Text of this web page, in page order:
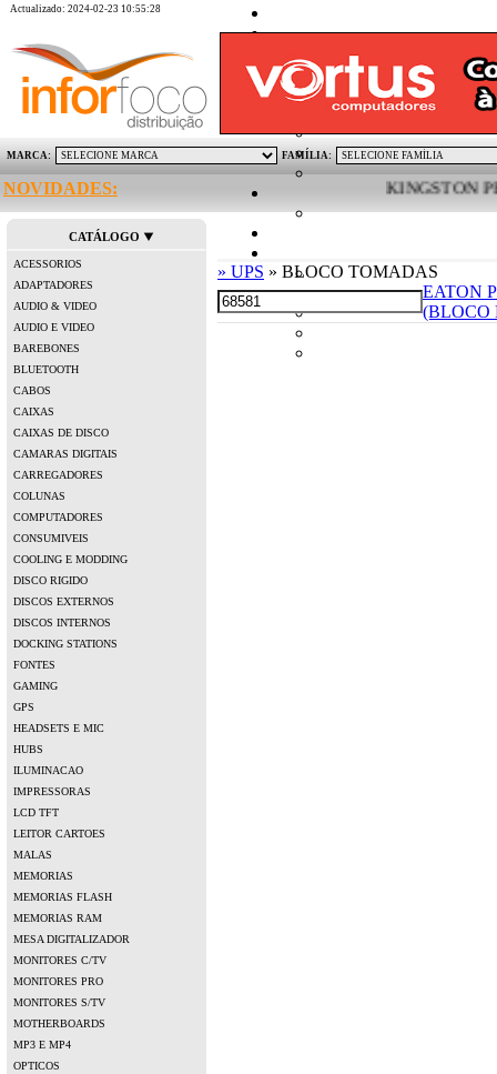
Actualizado: 2024-02-23 10:55:28
MARCA: FAMÍLIA:
NOVIDADES: KINGSTON
CATÁLOGO
ACESSORIOS
ADAPTADORES
AUDIO & VIDEO
AUDIO E VIDEO
BAREBONES
BLUETOOTH
CABOS
CAIXAS
CAIXAS DE DISCO
CAMARAS DIGITAIS
CARREGADORES
COLUNAS
COMPUTADORES
CONSUMIVEIS
COOLING E MODDING
DISCO RIGIDO
DISCOS EXTERNOS
DISCOS INTERNOS
DOCKING STATIONS
FONTES
GAMING
GPS
HEADSETS E MIC
HUBS
ILUMINACAO
IMPRESSORAS
LCD TFT
LEITOR CARTOES
MALAS
MEMORIAS
MEMORIAS FLASH
MEMORIAS RAM
MESA DIGITALIZADOR
MONITORES C/TV
MONITORES PRO
MONITORES S/TV
MOTHERBOARDS
MP3 E MP4
OPTICOS
» UPS » BLOCO TOMADAS
EATON
(BLOCO